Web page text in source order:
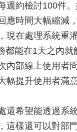
週約檢討100件
應時間大幅縮減
現在處理系統重
都能在1天之內就
內部線上使用者
幅提升使用者滿意
還希望能透過系
這樣還可以對部